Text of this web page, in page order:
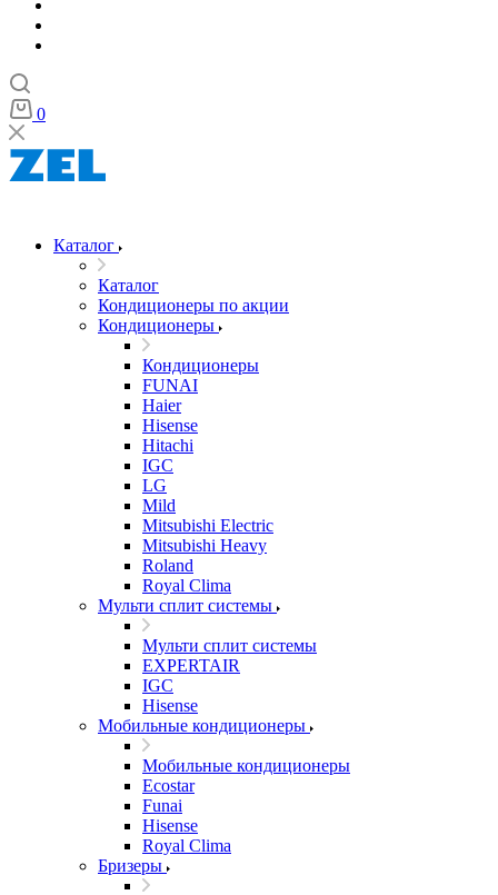
0
Каталог
Каталог
Кондиционеры по акции
Кондиционеры
Кондиционеры
FUNAI
Haier
Hisense
Hitachi
IGC
LG
Mild
Mitsubishi Electric
Mitsubishi Heavy
Roland
Royal Clima
Мульти сплит системы
Мульти сплит системы
EXPERTAIR
IGC
Hisense
Мобильные кондиционеры
Мобильные кондиционеры
Ecostar
Funai
Hisense
Royal Clima
Бризеры